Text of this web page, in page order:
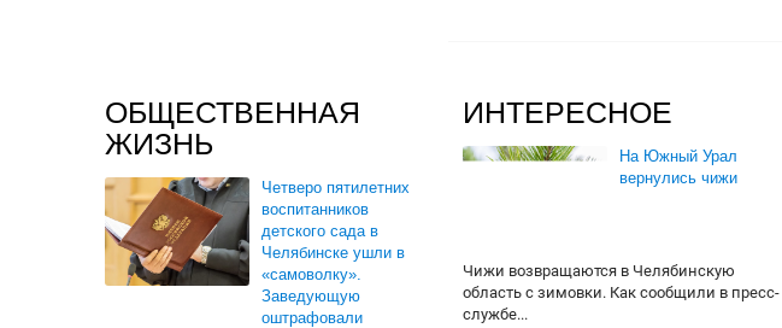
ОБЩЕСТВЕННАЯ
ЖИЗНЬ
Четверо пятилетних
воспитанников
детского сада в
Челябинске ушли в
«самоволку».
Заведующую
оштрафовали
ИНТЕРЕСНОЕ
На Южный Урал
вернулись чижи
Чижи возвращаются в Челябинскую
область с зимовки. Как сообщили в пресс-
службе...